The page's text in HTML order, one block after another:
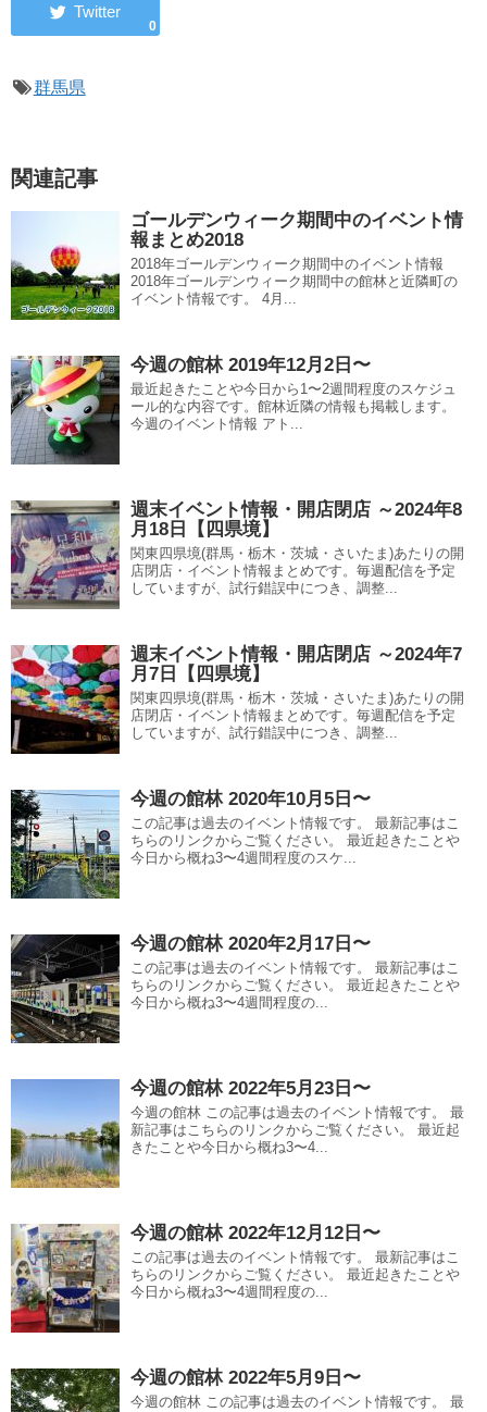
0
群馬県
関連記事
ゴールデンウィーク期間中のイベント情
報まとめ2018
2018年ゴールデンウィーク期間中のイベント情報
2018年ゴールデンウィーク期間中の館林と近隣町の
イベント情報です。 4月...
今週の館林 2019年12月2日〜
最近起きたことや今日から1〜2週間程度のスケジュ
ール的な内容です。館林近隣の情報も掲載します。
今週のイベント情報 アト...
週末イベント情報・開店閉店 ～2024年8
月18日【四県境】
関東四県境(群馬・栃木・茨城・さいたま)あたりの開
店閉店・イベント情報まとめです。毎週配信を予定
していますが、試行錯誤中につき、調整...
週末イベント情報・開店閉店 ～2024年7
月7日【四県境】
関東四県境(群馬・栃木・茨城・さいたま)あたりの開
店閉店・イベント情報まとめです。毎週配信を予定
していますが、試行錯誤中につき、調整...
今週の館林 2020年10月5日〜
この記事は過去のイベント情報です。 最新記事はこ
ちらのリンクからご覧ください。 最近起きたことや
今日から概ね3〜4週間程度のスケ...
今週の館林 2020年2月17日〜
この記事は過去のイベント情報です。 最新記事はこ
ちらのリンクからご覧ください。 最近起きたことや
今日から概ね3〜4週間程度の...
今週の館林 2022年5月23日〜
今週の館林 この記事は過去のイベント情報です。 最
新記事はこちらのリンクからご覧ください。 最近起
きたことや今日から概ね3〜4...
今週の館林 2022年12月12日〜
この記事は過去のイベント情報です。 最新記事はこ
ちらのリンクからご覧ください。 最近起きたことや
今日から概ね3〜4週間程度の...
今週の館林 2022年5月9日〜
今週の館林 この記事は過去のイベント情報です。 最